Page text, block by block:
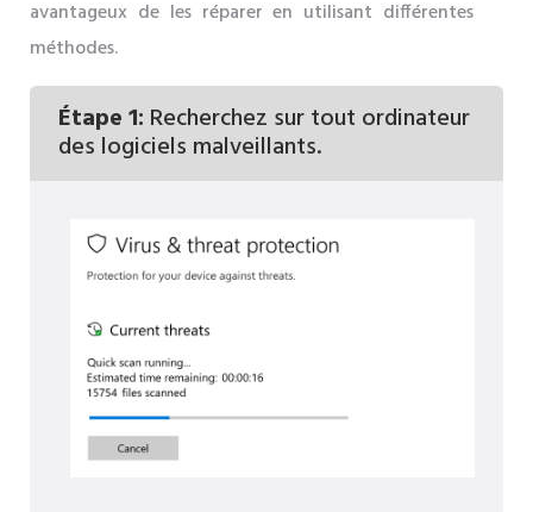
avantageux de les réparer en utilisant différentes
méthodes.
Étape 1: Recherchez sur tout ordinateur
des logiciels malveillants.